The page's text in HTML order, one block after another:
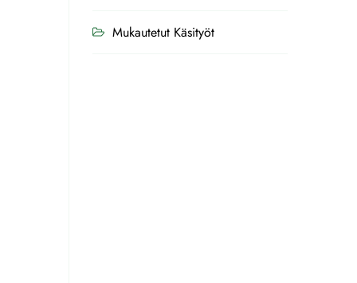
Mukautetut Käsityöt